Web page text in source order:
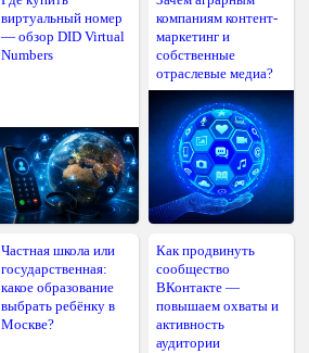
виртуальный номер
— обзор DID Virtual
Numbers
компаниям контент-
маркетинг и
собственные
отраслевые медиа?
Частная школа или
государственная:
какое образование
выбрать ребёнку в
Москве?
Как продвинуть
сообщество
ВКонтакте —
повышаем охваты и
активность
аудитории